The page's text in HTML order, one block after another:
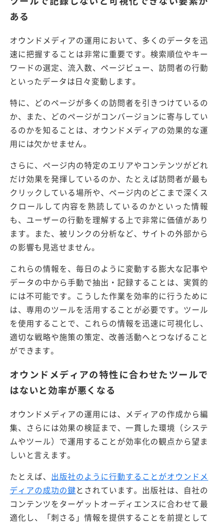
ある
オウンドメディアの運用において、多くのデータを迅
速に把握することは非常に重要です。検索順位やキー
ワードの選定、流入数、ページビュー、訪問者の行動
といったデータは日々変動します。
特に、どのページが多くの訪問者を引きつけているの
か、また、どのページがコンバージョンに寄与してい
るのかを知ることは、オウンドメディアの効果的な運
用には欠かせません。
さらに、ページ内の特定のエリアやコンテンツがどれ
だけ効果を発揮しているのか、たとえば訪問者が最も
クリックしている場所や、ページ内のどこまで深くス
クロールして内容を熟読しているのかといった情報
も、ユーザーの行動を理解する上で非常に価値があり
ます。また、被リンクの分析など、サイトの外部から
の影響も見逃せません。
これらの情報を、毎日のように変動する膨大な記事や
データの中から手動で抽出・記録することは、実質的
には不可能です。こうした作業を効率的に行うために
は、専用のツールを活用することが必要です。ツール
を使用することで、これらの情報を迅速に可視化し、
適切な戦略や施策の策定、改善活動へとつなげること
ができます。
オウンドメディアの特性に合わせたツールで
はないと効率が悪くなる
オウンドメディアの運用には、メディアの作成から編
集、さらには効果の検証まで、一貫した環境（システ
ムやツール）で運用することが効率化の観点から望ま
しいと言えます。
たとえば、 出版社のように行動することがオウンドメ
ディアの成功の鍵とされています。出版社は、自社の
コンテンツをターゲットオーディエンスに合わせて最
適化し、「刺さる」情報を提供することを前提として